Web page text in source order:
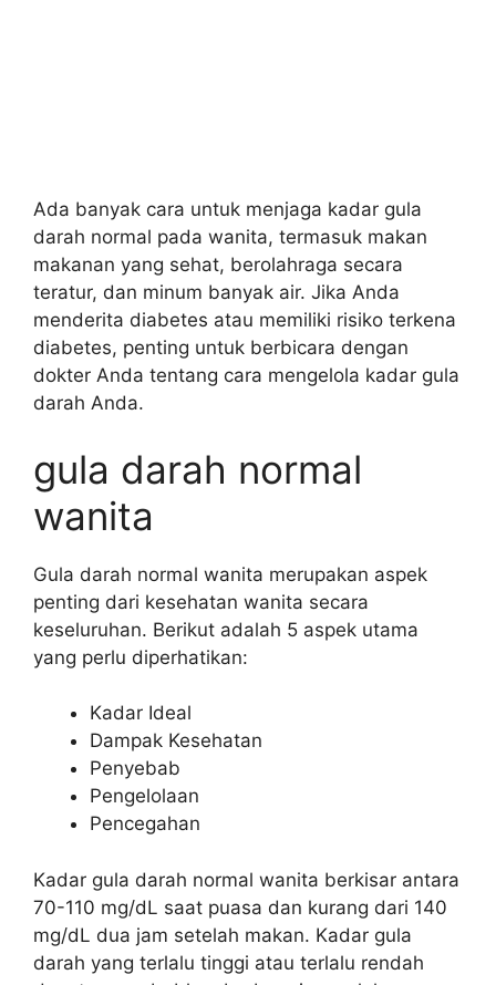
Ada banyak cara untuk menjaga kadar gula
darah normal pada wanita, termasuk makan
makanan yang sehat, berolahraga secara
teratur, dan minum banyak air. Jika Anda
menderita diabetes atau memiliki risiko terkena
diabetes, penting untuk berbicara dengan
dokter Anda tentang cara mengelola kadar gula
darah Anda.
gula darah normal
wanita
Gula darah normal wanita merupakan aspek
penting dari kesehatan wanita secara
keseluruhan. Berikut adalah 5 aspek utama
yang perlu diperhatikan:
Kadar Ideal
Dampak Kesehatan
Penyebab
Pengelolaan
Pencegahan
Kadar gula darah normal wanita berkisar antara
70-110 mg/dL saat puasa dan kurang dari 140
mg/dL dua jam setelah makan. Kadar gula
darah yang terlalu tinggi atau terlalu rendah